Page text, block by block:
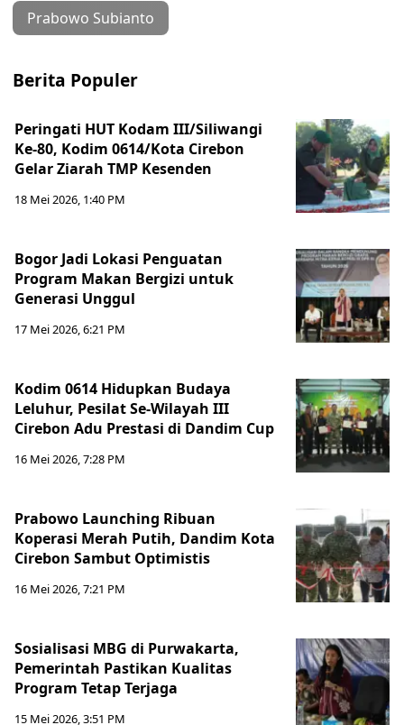
Prabowo Subianto
Berita Populer
Peringati HUT Kodam III/Siliwangi
Ke-80, Kodim 0614/Kota Cirebon
Gelar Ziarah TMP Kesenden
18 Mei 2026, 1:40 PM
Bogor Jadi Lokasi Penguatan
Program Makan Bergizi untuk
Generasi Unggul
17 Mei 2026, 6:21 PM
Kodim 0614 Hidupkan Budaya
Leluhur, Pesilat Se-Wilayah III
Cirebon Adu Prestasi di Dandim Cup
16 Mei 2026, 7:28 PM
Prabowo Launching Ribuan
Koperasi Merah Putih, Dandim Kota
Cirebon Sambut Optimistis
16 Mei 2026, 7:21 PM
Sosialisasi MBG di Purwakarta,
Pemerintah Pastikan Kualitas
Program Tetap Terjaga
15 Mei 2026, 3:51 PM